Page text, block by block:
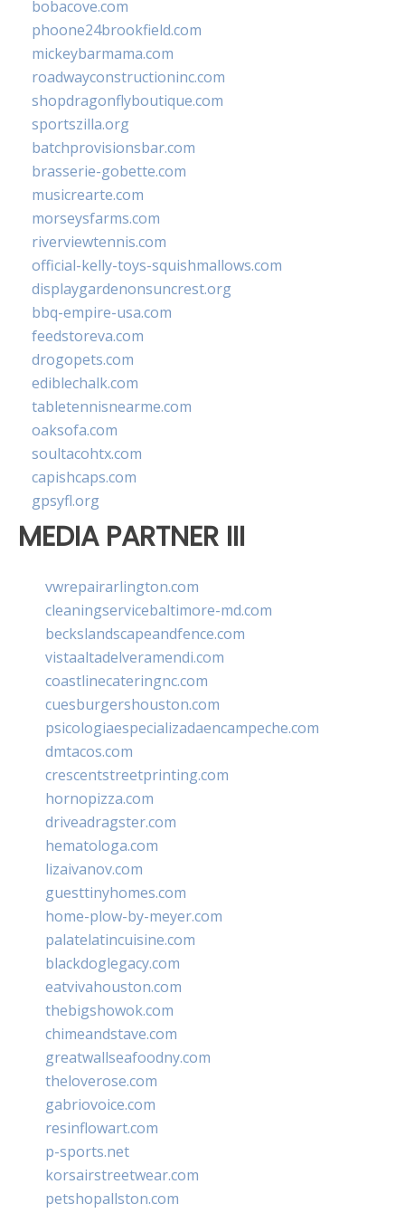
bobacove.com
phoone24brookfield.com
mickeybarmama.com
roadwayconstructioninc.com
shopdragonflyboutique.com
sportszilla.org
batchprovisionsbar.com
brasserie-gobette.com
musicrearte.com
morseysfarms.com
riverviewtennis.com
official-kelly-toys-squishmallows.com
displaygardenonsuncrest.org
bbq-empire-usa.com
feedstoreva.com
drogopets.com
ediblechalk.com
tabletennisnearme.com
oaksofa.com
soultacohtx.com
capishcaps.com
gpsyfl.org
MEDIA PARTNER III
vwrepairarlington.com
cleaningservicebaltimore-md.com
beckslandscapeandfence.com
vistaaltadelveramendi.com
coastlinecateringnc.com
cuesburgershouston.com
psicologiaespecializadaencampeche.com
dmtacos.com
crescentstreetprinting.com
hornopizza.com
driveadragster.com
hematologa.com
lizaivanov.com
guesttinyhomes.com
home-plow-by-meyer.com
palatelatincuisine.com
blackdoglegacy.com
eatvivahouston.com
thebigshowok.com
chimeandstave.com
greatwallseafoodny.com
theloverose.com
gabriovoice.com
resinflowart.com
p-sports.net
korsairstreetwear.com
petshopallston.com